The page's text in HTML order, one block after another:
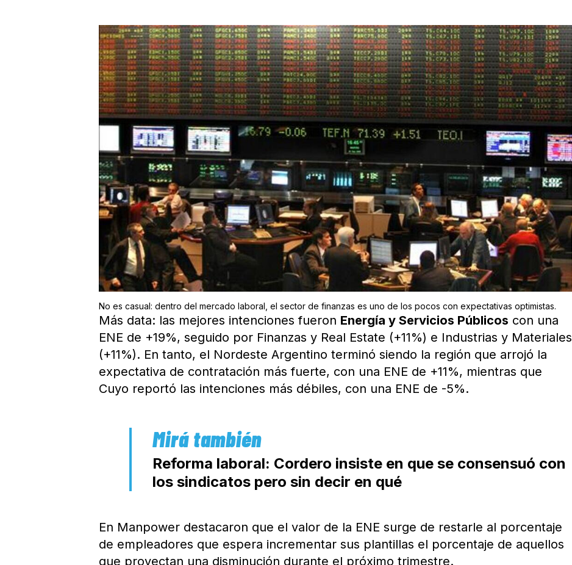
No es casual: dentro del mercado laboral, el sector de finanzas es uno de los pocos con expectativas optimistas.
Más data: las mejores intenciones fueron Energía y Servicios Públicos con una
ENE de +19%, seguido por Finanzas y Real Estate (+11%) e Industrias y Materiales
(+11%). En tanto, el Nordeste Argentino terminó siendo la región que arrojó la
expectativa de contratación más fuerte, con una ENE de +11%, mientras que
Cuyo reportó las intenciones más débiles, con una ENE de -5%.
Reforma laboral: Cordero insiste en que se consensuó con
los sindicatos pero sin decir en qué
En Manpower destacaron que el valor de la ENE surge de restarle al porcentaje
de empleadores que espera incrementar sus plantillas el porcentaje de aquellos
que proyectan una disminución durante el próximo trimestre.